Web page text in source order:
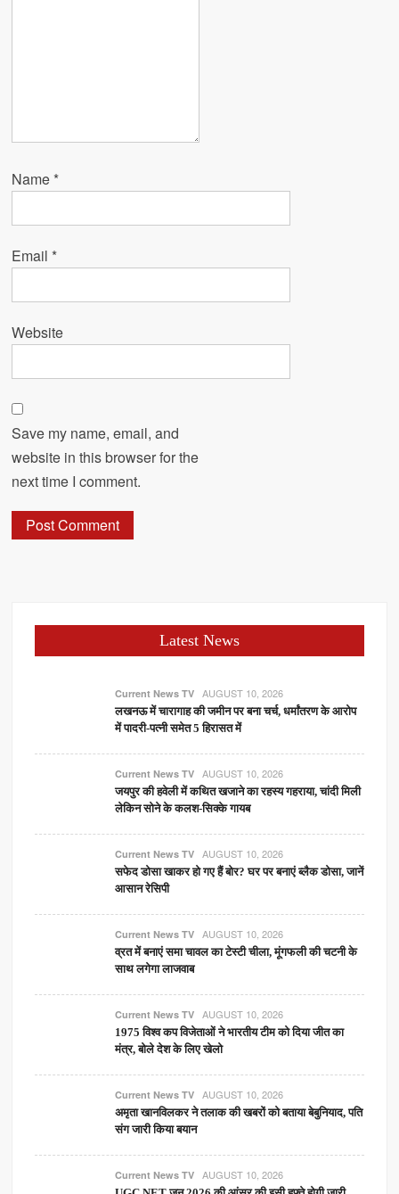
Name *
Email *
Website
Save my name, email, and
website in this browser for the
next time I comment.
Latest News
Current News TV AUGUST 10, 2026
लखनऊ में चारागाह की जमीन पर बना चर्च, धर्मांतरण के आरोप
में पादरी-पत्नी समेत 5 हिरासत में
Current News TV AUGUST 10, 2026
जयपुर की हवेली में कथित खजाने का रहस्य गहराया, चांदी मिली
लेकिन सोने के कलश-सिक्के गायब
Current News TV AUGUST 10, 2026
सफेद डोसा खाकर हो गए हैं बोर? घर पर बनाएं ब्लैक डोसा, जानें
आसान रेसिपी
Current News TV AUGUST 10, 2026
व्रत में बनाएं समा चावल का टेस्टी चीला, मूंगफली की चटनी के
साथ लगेगा लाजवाब
Current News TV AUGUST 10, 2026
1975 विश्व कप विजेताओं ने भारतीय टीम को दिया जीत का
मंत्र, बोले देश के लिए खेलो
Current News TV AUGUST 10, 2026
अमृता खानविलकर ने तलाक की खबरों को बताया बेबुनियाद, पति
संग जारी किया बयान
Current News TV AUGUST 10, 2026